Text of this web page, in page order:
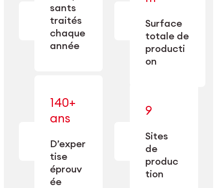
Explorer les matériaux
sants
traités
chaque
année
— en usinage,
nettoyage et
conditionnement.
Surface
totale de
producti
on
précision et la
flexibilité
opérationnelle.
140+
ans
D’exper
tise
éprouv
ée
précision
1885.
9
Sites
de
produc
tion
approfondie
capacité de
double